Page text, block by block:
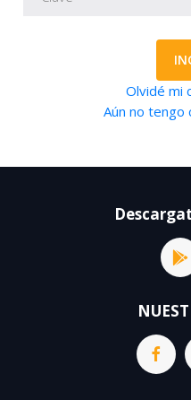
Olvidé mi
Aún no tengo